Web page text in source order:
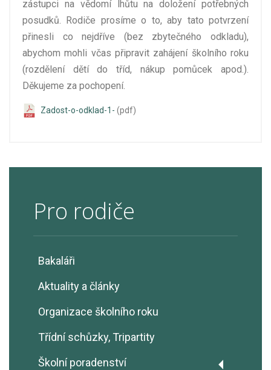
Pro rodiče
Bakaláři
Aktuality a články
Organizace školního roku
Třídní schůzky, Tripartity
Školní poradenství
zástupci na vědomí lhůtu na doložení potřebných
posudků. Rodiče prosíme o to, aby tato potvrzení
přinesli co nejdříve (bez zbytečného odkladu),
abychom mohli včas připravit zahájení školního roku
(rozdělení dětí do tříd, nákup pomůcek apod.).
Děkujeme za pochopení.
Zadost-o-odklad-1- (pdf)